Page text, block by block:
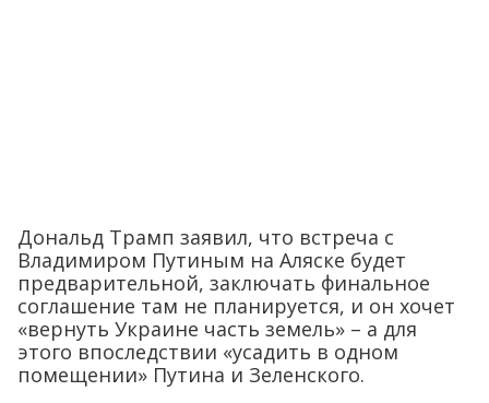
Дональд Трамп заявил, что встреча с
Владимиром Путиным на Аляске будет
предварительной, заключать финальное
соглашение там не планируется, и он хочет
«вернуть Украине часть земель» – а для
этого впоследствии «усадить в одном
помещении» Путина и Зеленского.